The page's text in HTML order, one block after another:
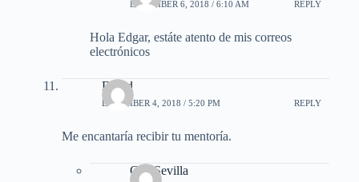
DECEMBER 6, 2018 / 6:10 AM REPLY
Hola Edgar, estáte atento de mis correos
electrónicos
David
DECEMBER 4, 2018 / 5:20 PM REPLY
Me encantaría recibir tu mentoría.
Gus Sevilla